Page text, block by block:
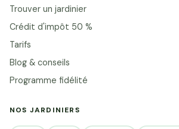
Trouver un jardinier
Crédit d'impôt 50 %
Tarifs
Blog & conseils
Programme fidélité
NOS JARDINIERS